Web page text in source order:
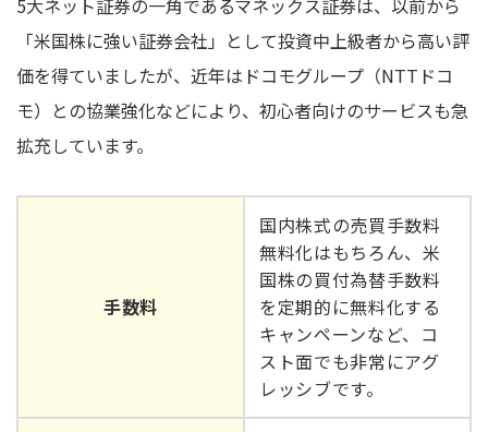
5大ネット証券の一角であるマネックス証券は、以前から
「米国株に強い証券会社」として投資中上級者から高い評
価を得ていましたが、近年はドコモグループ（NTTドコ
モ）との協業強化などにより、初心者向けのサービスも急
拡充しています。
手数料
国内株式の売買手数料
無料化はもちろん、米
国株の買付為替手数料
を定期的に無料化する
キャンペーンなど、コ
スト面でも非常にアグ
レッシブです。